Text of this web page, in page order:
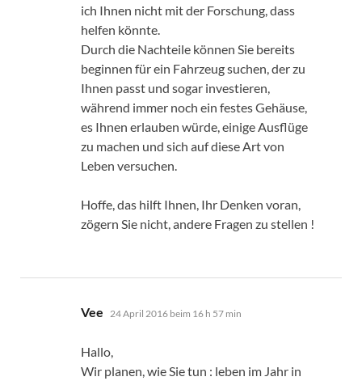
ich Ihnen nicht mit der Forschung, dass
helfen könnte.
Durch die Nachteile können Sie bereits
beginnen für ein Fahrzeug suchen, der zu
Ihnen passt und sogar investieren,
während immer noch ein festes Gehäuse,
es Ihnen erlauben würde, einige Ausflüge
zu machen und sich auf diese Art von
Leben versuchen.
Hoffe, das hilft Ihnen, Ihr Denken voran,
zögern Sie nicht, andere Fragen zu stellen !
Vee sagt:
24 April 2016 beim 16 h 57 min
Hallo,
Wir planen, wie Sie tun : leben im Jahr in